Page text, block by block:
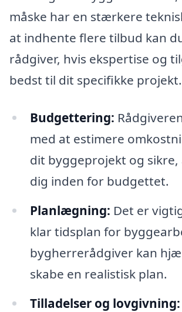
måske har en stærkere
at indhente flere tilbud kan
rådgiver, hvis ekspertise og
bedst til dit specifikke projekt.
Budgettering:
med at estimere
dit byggeprojekt og
dig inden for budgettet.
Planlægning: Det er
klar tidsplan for
bygherrerådgiver kan
skabe en realistisk plan.
Tilladelser og lovgivning: